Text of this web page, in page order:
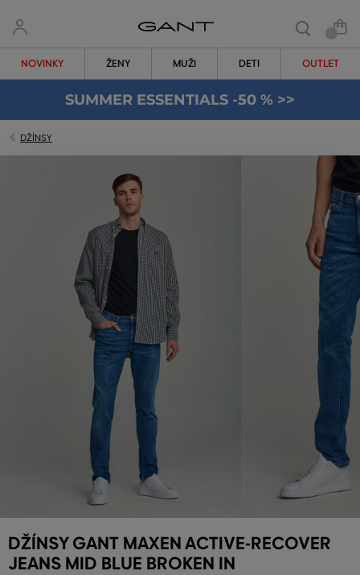
NOVINKY ŽENY MUŽI DETI OUTLET
SUMMER ESSENTIALS -50 % >>
DŽÍNSY
DŽÍNSY GANT MAXEN ACTIVE-RECOVER
JEANS MID BLUE BROKEN IN